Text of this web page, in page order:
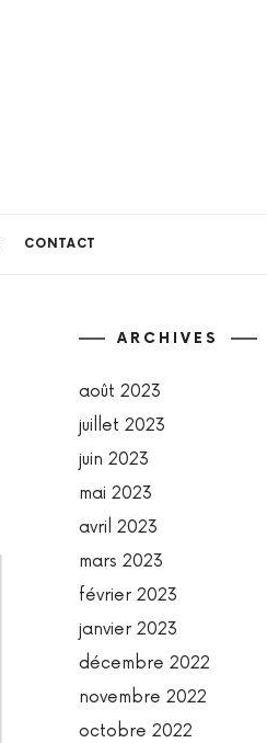
CONTACT
ARCHIVES
août 2023
juillet 2023
juin 2023
mai 2023
avril 2023
mars 2023
février 2023
janvier 2023
décembre 2022
novembre 2022
octobre 2022